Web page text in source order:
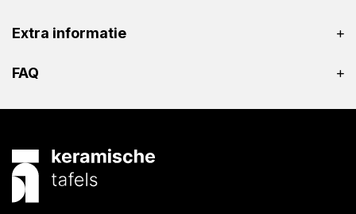
Extra informatie
FAQ